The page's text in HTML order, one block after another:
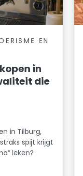
EN
in
die
in Tilburg,
spijt krijgt
leken?